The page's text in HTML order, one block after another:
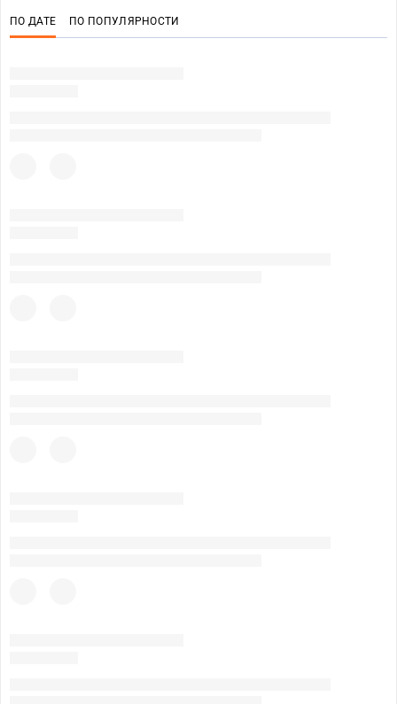
ПО ДАТЕ ПО ПОПУЛЯРНОСТИ